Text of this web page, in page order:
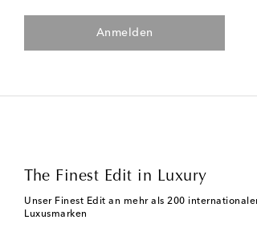
Anmelden
The Finest Edit in Luxury
Unser Finest Edit an mehr als 200
Luxusmarken